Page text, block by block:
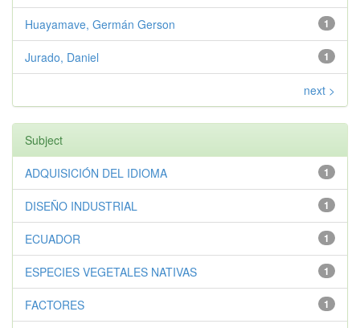
1
Huayamave, Germán Gerson
1
Jurado, Daniel
next >
Subject
1
ADQUISICIÓN DEL IDIOMA
1
DISEÑO INDUSTRIAL
1
ECUADOR
1
ESPECIES VEGETALES NATIVAS
1
FACTORES